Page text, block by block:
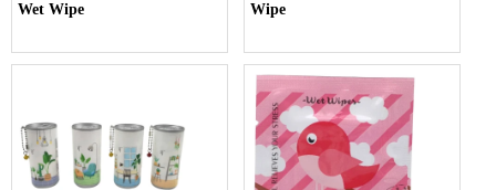
Wet Wipe
Wipe